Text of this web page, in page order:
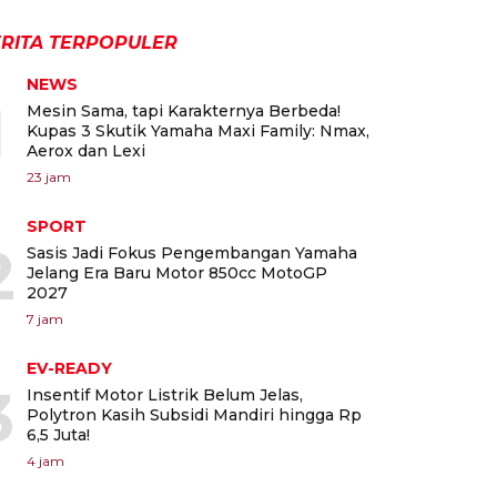
TERPOPULER
NEWS
Mesin Sama, tapi Karakternya Berbeda!
Kupas 3 Skutik Yamaha Maxi Family: Nmax,
Aerox dan Lexi
23 jam
SPORT
Sasis Jadi Fokus Pengembangan Yamaha
Jelang Era Baru Motor 850cc MotoGP
2027
7 jam
EV-READY
Insentif Motor Listrik Belum Jelas,
Polytron Kasih Subsidi Mandiri hingga Rp
6,5 Juta!
4 jam